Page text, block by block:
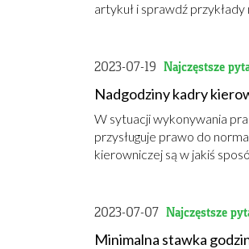
artykuł i sprawdź
2023-07-19 Najczęstsze
Nadgodziny kadry
W sytuacji wykonywania
przysługuje prawo do
kierowniczej są w jakiś
2023-07-07 Najczęstsze
Minimalna stawka